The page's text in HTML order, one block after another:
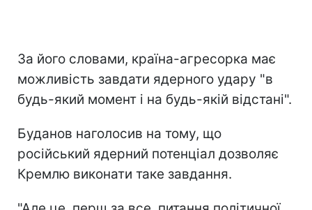
За його словами, країна-агресорка має
можливість завдати ядерного удару "в
будь-який момент і на будь-якій відстані".
Буданов наголосив на тому, що
російський ядерний потенціал дозволяє
Кремлю виконати таке завдання.